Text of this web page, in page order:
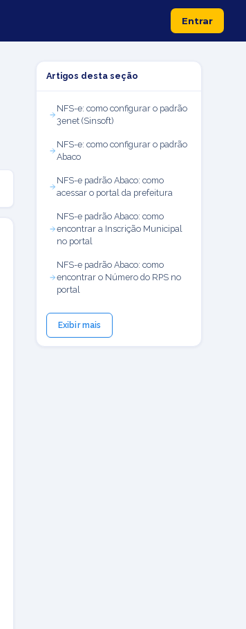
Entrar
Artigos desta seção
NFS-e: como configurar o padrão
3enet (Sinsoft)
NFS-e: como configurar o padrão
Abaco
NFS-e padrão Abaco: como
acessar o portal da prefeitura
NFS-e padrão Abaco: como
encontrar a Inscrição Municipal
no portal
NFS-e padrão Abaco: como
encontrar o Número do RPS no
portal
Exibir mais